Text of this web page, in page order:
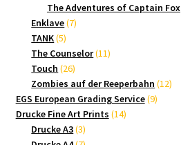
Produkte
The Adventures of Captain Fox
Enklave 77
TANK 55
Produkte
The Counselor 1111
Touch 2626
Produkte
Zombies auf der Reeperbahn 1212
EGS European Grading Service 99
Drucke Fine Art Prints 1414
Drucke A3 33